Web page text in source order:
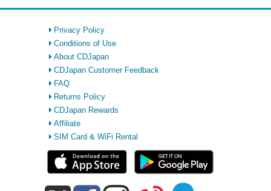
Privacy Policy
Conditions of Use
About CDJapan
CDJapan Customer Feedback
FAQ
Returns Policy
CDJapan Rewards
Affiliate
SIM Card & WiFi Rental